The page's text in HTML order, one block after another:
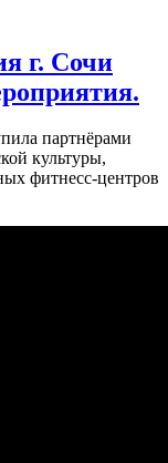
г. Сочи
партнёрами
культуры,
фитнесс-центров